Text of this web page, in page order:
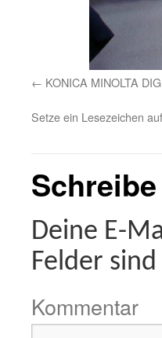
KONICA MINOLTA
Setze ein Lesezeichen
Deine E-
Felder
Kommentar